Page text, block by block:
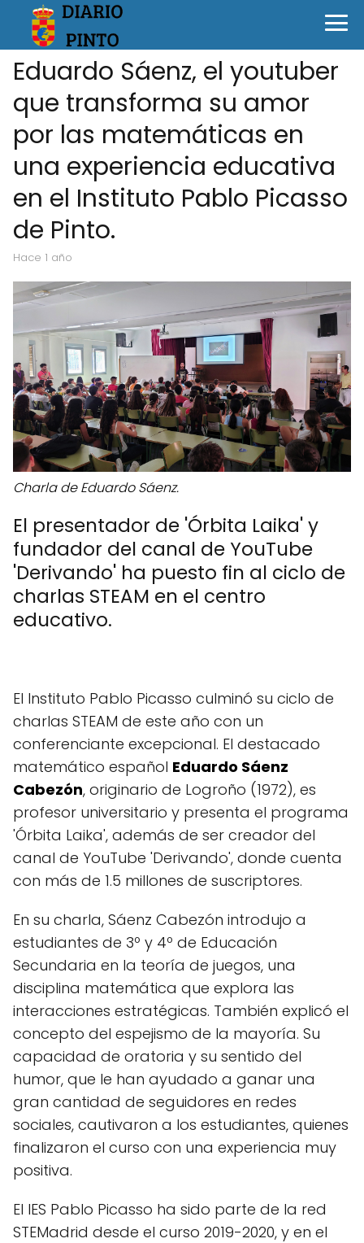
Eduardo Sáenz, el youtuber
que transforma su amor
por las matemáticas en
una experiencia educativa
en el Instituto Pablo Picasso
de Pinto.
hace 1 año
Charla de Eduardo Sáenz.
El presentador de 'Órbita Laika' y
fundador del canal de YouTube
'Derivando' ha puesto fin al ciclo de
charlas STEAM en el centro
educativo.
El Instituto Pablo Picasso culminó su ciclo de
charlas STEAM de este año con un
conferenciante excepcional. El destacado
matemático español Eduardo Sáenz
Cabezón, originario de Logroño (1972), es
profesor universitario y presenta el programa
'Órbita Laika', además de ser creador del
canal de YouTube 'Derivando', donde cuenta
con más de 1.5 millones de suscriptores.
En su charla, Sáenz Cabezón introdujo a
estudiantes de 3º y 4º de Educación
Secundaria en la teoría de juegos, una
disciplina matemática que explora las
interacciones estratégicas. También explicó el
concepto del espejismo de la mayoría. Su
capacidad de oratoria y su sentido del
humor, que le han ayudado a ganar una
gran cantidad de seguidores en redes
sociales, cautivaron a los estudiantes, quienes
finalizaron el curso con una experiencia muy
positiva.
El IES Pablo Picasso ha sido parte de la red
STEMadrid desde el curso 2019-2020, y en el